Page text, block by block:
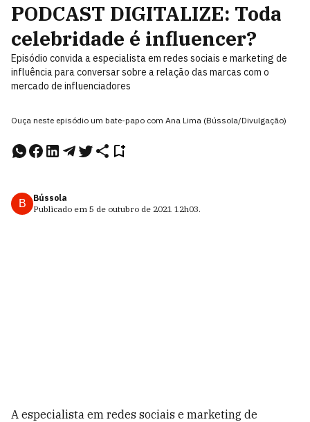
PODCAST DIGITALIZE: Toda
celebridade é influencer?
Episódio convida a especialista em redes sociais e marketing de
influência para conversar sobre a relação das marcas com o
mercado de influenciadores
Ouça neste episódio um bate-papo com Ana Lima (Bússola/Divulgação)
B
Bússola
Publicado em 5 de outubro de 2021 12h03.
A especialista em redes sociais e marketing de